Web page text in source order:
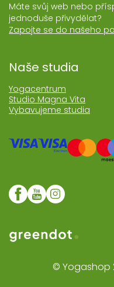
Máte svůj web nebo
jednoduše přivydělat?
Zapojte se do našeho
Naše studia
Yogacentrum
Studio Magna Vita
Vybavujeme studia
Web realozoval Greendot
© Yogashop